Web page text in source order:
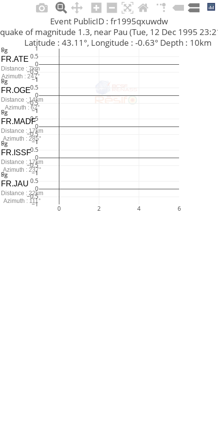
0 2 4 6
−1
−0.5
0
0.5
1
−1
−0.5
0
0.5
1
−1
−0.5
0
0.5
1
−1
−0.5
0
0.5
1
−1
−0.5
0
0.5
1
Event PublicID : fr1995qxuwdw
of magnitude 1.3, near Pau (Tue, 12 Dec 1995
         Latitude : 43.11°, Longitude : -0.63° Depth : 10km
Pg
Sg
Pg
Sg
Pg
Sg
Pg
Sg
Pg
Sg
FR.JAU
Distance : 22km
Azimuth : 111°
FR.ISSF
Distance : 17km
Azimuth : 237°
FR.MADF
Distance : 17km
Azimuth : 285°
FR.OGE
Distance : 14km
Azimuth : 62°
FR.ATE
Distance : 7km
Azimuth : 247°